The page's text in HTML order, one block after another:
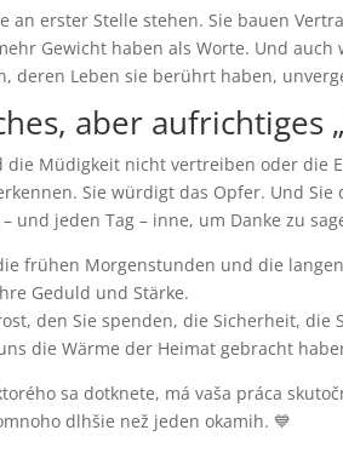
an erster Stelle stehen. Sie bauen
Gewicht haben als Worte. Und
deren Leben sie berührt haben,
aber aufrichtiges
die Müdigkeit nicht vertreiben oder die
Sie würdigt das Opfer. Und
und jeden Tag – inne, um Danke zu
frühen Morgenstunden und die
Geduld und Stärke.
den Sie spenden, die Sicherheit, die
die Wärme der Heimat gebracht
sa dotknete, má vaša práca
dlhšie než jeden okamih. 💙